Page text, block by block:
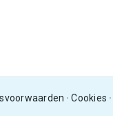
Cookies